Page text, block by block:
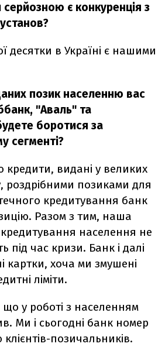
є конкуренція з
десятки в Україні є нашими
позик населенню вас
"Аваль" та
боротися за
сегменті?
видані у великих
роздрібними позиками для
кредитування банк
Разом з тим, наша
населення не
під час кризи. Банк і далі
картки, хоча ми змушені
ліміти.
у роботі з населенням
Ми і сьогодні банк номер
клієнтів-позичальників.